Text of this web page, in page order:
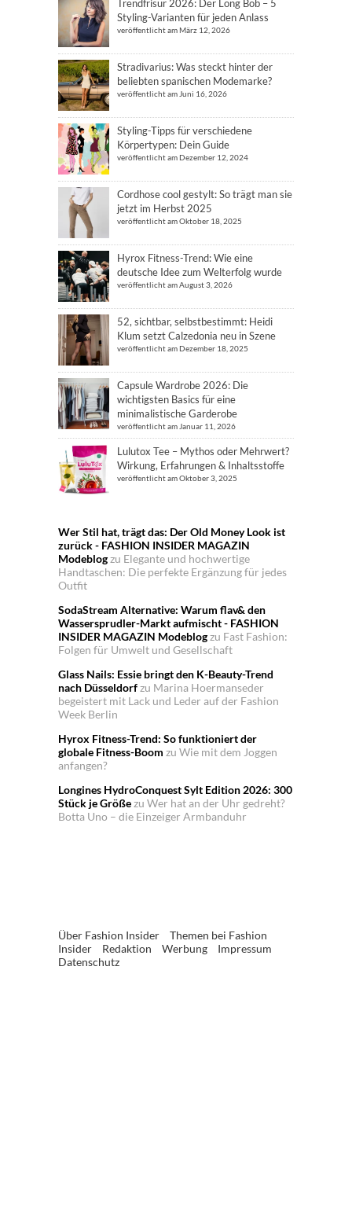
Trendfrisur 2026: Der Long Bob – 5
Styling-Varianten für jeden Anlass
veröffentlicht am März 12, 2026
Stradivarius: Was steckt hinter der
beliebten spanischen Modemarke?
veröffentlicht am Juni 16, 2026
Styling-Tipps für verschiedene
Körpertypen: Dein Guide
veröffentlicht am Dezember 12, 2024
Cordhose cool gestylt: So trägt man sie
jetzt im Herbst 2025
veröffentlicht am Oktober 18, 2025
Hyrox Fitness-Trend: Wie eine
deutsche Idee zum Welterfolg wurde
veröffentlicht am August 3, 2026
52, sichtbar, selbstbestimmt: Heidi
Klum setzt Calzedonia neu in Szene
veröffentlicht am Dezember 18, 2025
Capsule Wardrobe 2026: Die
wichtigsten Basics für eine
minimalistische Garderobe
veröffentlicht am Januar 11, 2026
Lulutox Tee – Mythos oder Mehrwert?
Wirkung, Erfahrungen & Inhaltsstoffe
veröffentlicht am Oktober 3, 2025
Wer Stil hat, trägt das: Der Old Money Look ist
zurück - FASHION INSIDER MAGAZIN
Modeblogzu Elegante und hochwertige
Handtaschen: Die perfekte Ergänzung für jedes
Outfit
SodaStream Alternative: Warum flav& den
Wassersprudler-Markt aufmischt - FASHION
INSIDER MAGAZIN Modeblogzu Fast Fashion:
Folgen für Umwelt und Gesellschaft
Glass Nails: Essie bringt den K-Beauty-Trend
nach Düsseldorfzu Marina Hoermanseder
begeistert mit Lack und Leder auf der Fashion
Week Berlin
Hyrox Fitness-Trend: So funktioniert der
globale Fitness-Boom zu Wie mit dem Joggen
anfangen?
Longines HydroConquest Sylt Edition 2026: 300
Stück je Größezu Wer hat an der Uhr gedreht?
Botta Uno – die Einzeiger Armbanduhr
Über Fashion Insider
Themen bei Fashion
Insider
Redaktion Werbung
Impressum
Datenschutz